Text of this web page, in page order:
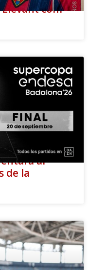
com
al
de la